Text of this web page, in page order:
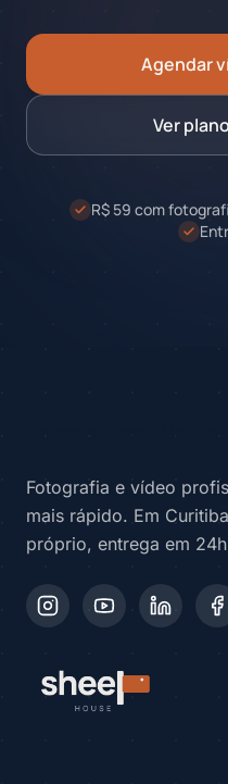
Agendar
Ver
R$ 59 com
Fotografia e vídeo
mais rápido. Em
próprio, entrega em